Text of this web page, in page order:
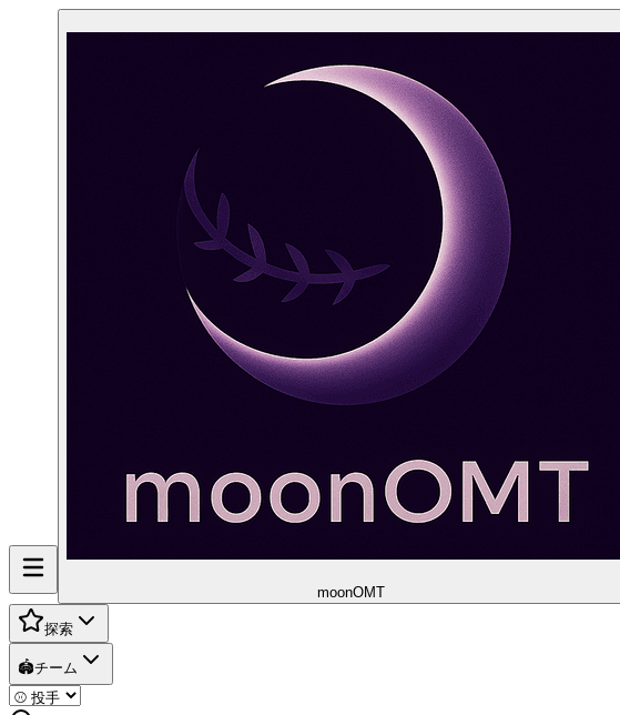
moonOMT
探索
🏟️チーム